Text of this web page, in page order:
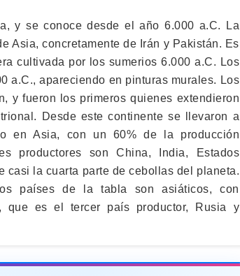
y se conoce desde el año 6.000 a.C. La
Asia, concretamente de Irán y Pakistán. Es
cultivada por los sumerios 6.000 a.C. Los
a.C., apareciendo en pinturas murales. Los
y fueron los primeros quienes extendieron
Desde este continente se llevaron a
en Asia, con un 60% de la producción
productores son China, India, Estados
casi la cuarta parte de cebollas del planeta.
países de la tabla son asiáticos, con
que es el tercer país productor, Rusia y